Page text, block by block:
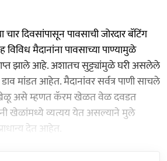
चार दिवसांपासून पावसाची जोरदार बॅटिंग
मैदानांना पावसाच्या पाण्यामुळे
झाले आहे. अशातच सुट्ट्यांमुळे घरी असलेले
मांडत आहेत. मैदानांवर सर्वत्र पाणी साचले
असे म्हणत कॅरम खेळत वेळ दवडत
खेळांमध्ये व्यत्यय येत असल्याने मुले
देत आहेत.